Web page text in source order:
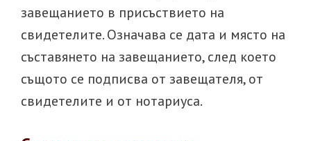
завещанието в присъствието на
свидетелите. Означава се дата и място на
съставянето на завещанието, след което
същото се подписва от завещателя, от
свидетелите и от нотариуса.